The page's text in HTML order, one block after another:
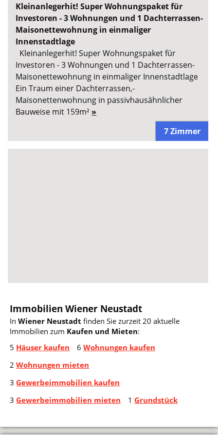
Kleinanlegerhit! Super Wohnungspaket für
Investoren - 3 Wohnungen und 1 Dachterrassen-
Maisonettewohnung in einmaliger
Innenstadtlage
Kleinanlegerhit! Super Wohnungspaket für
Investoren - 3 Wohnungen und 1 Dachterrassen-
Maisonettewohnung in einmaliger Innenstadtlage
Ein Traum einer Dachterrassen,-
Maisonettenwohnung in passivhausähnlicher
Bauweise mit 159m² »
7 Zimmer
Immobilien Wiener Neustadt
InWiener Neustadt finden Sie zurzeit 20 aktuelle
Immobilien zum Kaufen und Mieten:
5 Häuser kaufen 6 Wohnungen kaufen
2Wohnungen mieten
3Gewerbeimmobilien kaufen
3Gewerbeimmobilien mieten 1 Grundstück